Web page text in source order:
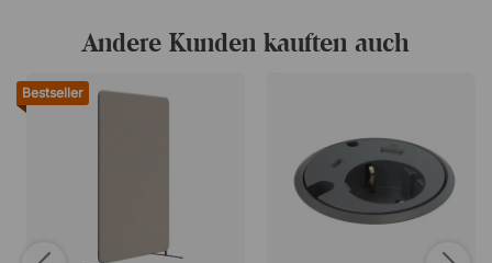
Andere Kunden kauften auch
Bestseller